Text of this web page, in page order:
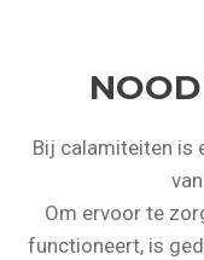
Bij calamiteiten is
Om ervoor te
functioneert, is